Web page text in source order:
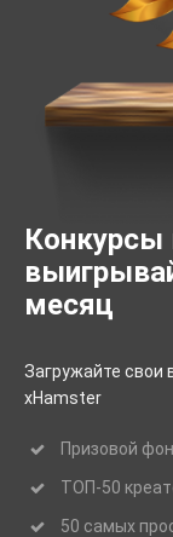
Конкурсы
месяц
Загружайте свои
xHamster
Призовой
ТОП-50
50 самых